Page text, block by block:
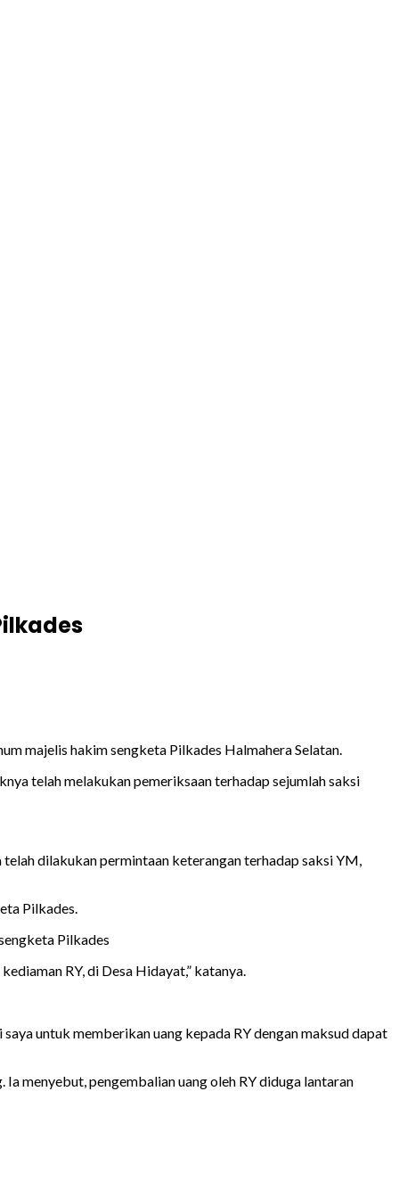
majelis hakim sengketa Pilkades Halmahera Selatan.
telah melakukan pemeriksaan terhadap sejumlah saksi
dilakukan permintaan keterangan terhadap saksi YM,
Pilkades.
Pilkades
RY, di Desa Hidayat,” katanya.
untuk memberikan uang kepada RY dengan maksud dapat
menyebut, pengembalian uang oleh RY diduga lantaran